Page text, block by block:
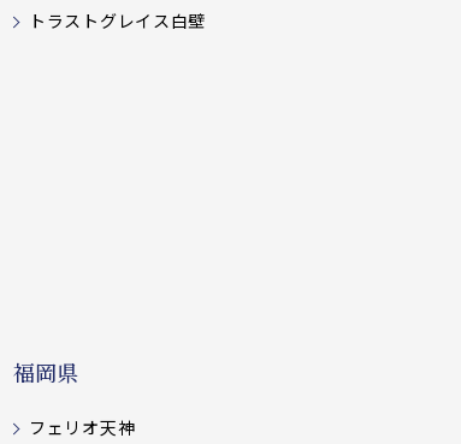
トラストグレイス白壁
福岡県
フェリオ天神